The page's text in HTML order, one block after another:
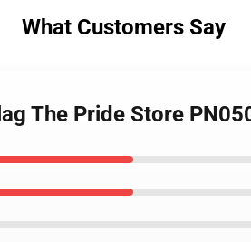
What Customers Say
The Pride Store